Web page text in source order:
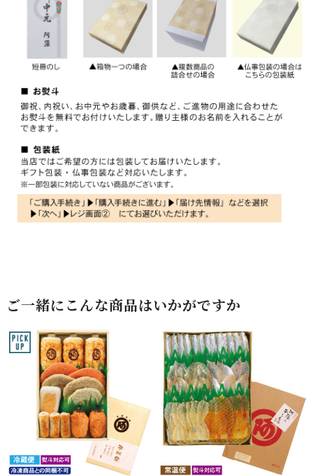
ご一緒にこんな商品はいかがですか